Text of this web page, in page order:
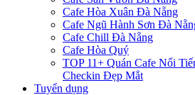
Cafe Hòa Xuân Đà Nẵng
Cafe Ngũ Hành Sơn Đà
Cafe Chill Đà Nẵng
Cafe Hòa Quý
TOP 11+ Quán Cafe Nổi
Checkin Đẹp Mắt
Tuyển dụng